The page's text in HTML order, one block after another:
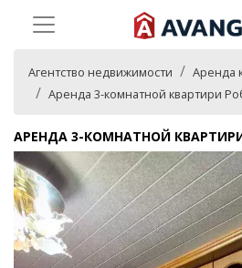
Агентство недвижимости
Аренда
Аренда 3-комнатной квартири
АРЕНДА 3-КОМНАТНОЙ